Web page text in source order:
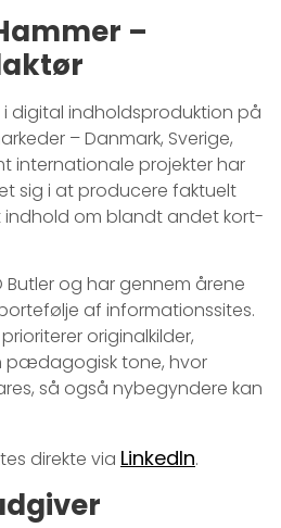
–
digital indholdsproduktion på
– Danmark, Sverige,
internationale projekter har
sig i at producere faktuelt
indhold om blandt andet kort-
Butler og har gennem årene
af informationssites.
originalkilder,
tone, hvor
så også nybegyndere kan
direkte via LinkedIn.